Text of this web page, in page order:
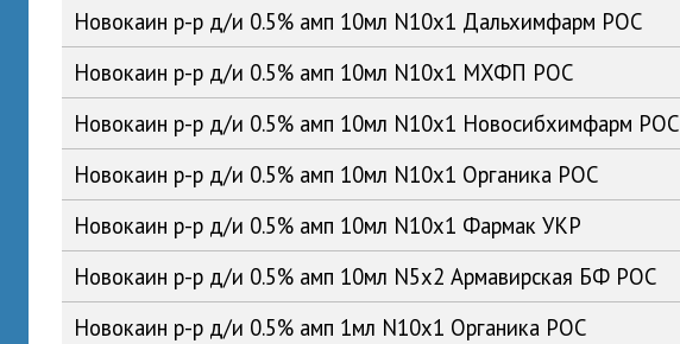
Новокаин р-р д/и 0.5% амп 10мл N10x1 Дальхимфарм РОС
Новокаин р-р д/и 0.5% амп 10мл N10x1 МХФП РОС
Новокаин р-р д/и 0.5% амп 10мл N10x1 Новосибхимфарм РОС
Новокаин р-р д/и 0.5% амп 10мл N10x1 Органика РОС
Новокаин р-р д/и 0.5% амп 10мл N10x1 Фармак УКР
Новокаин р-р д/и 0.5% амп 10мл N5x2 Армавирская БФ РОС
Новокаин р-р д/и 0.5% амп 1мл N10x1 Органика РОС